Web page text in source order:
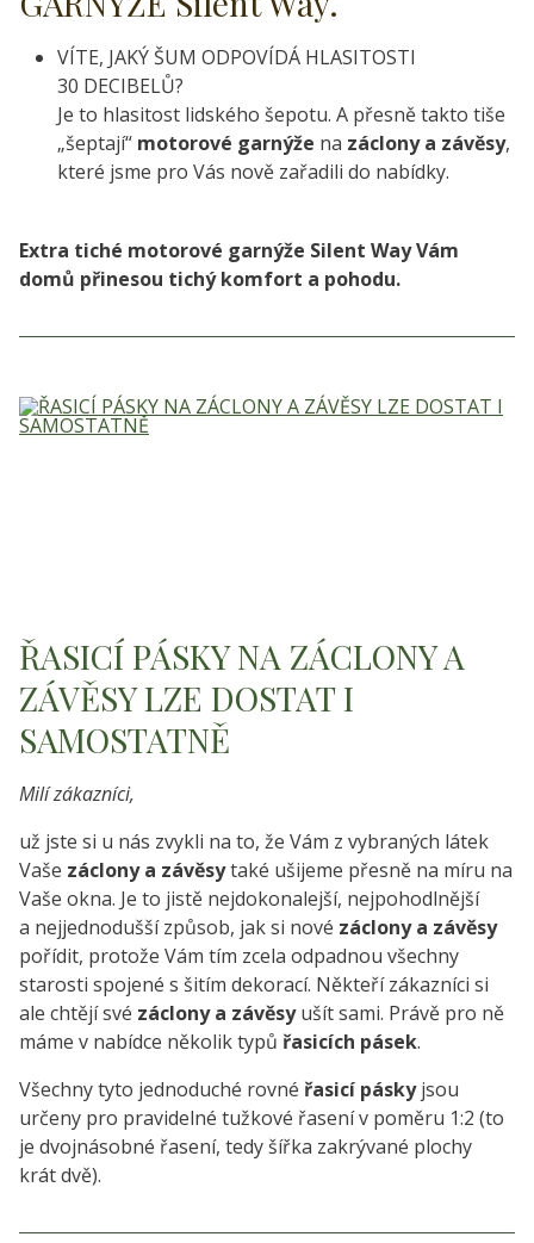
VÍTE, JAKÝ ŠUM ODPOVÍDÁ HLASITOSTI
30 DECIBELŮ?
Je to hlasitost lidského šepotu. A přesně takto tiše
„šeptají“ motorové garnýže na záclony a závěsy,
které jsme pro Vás nově zařadili do nabídky.
Extra tiché motorové garnýže Silent Way Vám
domů přinesou tichý komfort a pohodu.
ŘASICÍ PÁSKY NA ZÁCLONY A
ZÁVĚSY LZE DOSTAT I
SAMOSTATNĚ
Milí zákazníci,
už jste si u nás zvykli na to, že Vám z vybraných látek
Vaše záclony a závěsytaké ušijeme přesně na míru na
Vaše okna. Je to jistě nejdokonalejší, nejpohodlnější
a nejjednodušší způsob, jak si nové záclony a závěsy
pořídit, protože Vám tím zcela odpadnou všechny
starosti spojené s šitím dekorací. Někteří zákazníci si
ale chtějí své záclony a závěsyušít sami. Právě pro ně
máme v nabídce několik typů řasicích pásek.
Všechny tyto jednoduché rovné řasicí páskyjsou
určeny pro pravidelné tužkové řasení v poměru 1:2 (to
je dvojnásobné řasení, tedy šířka zakrývané plochy
krát dvě).